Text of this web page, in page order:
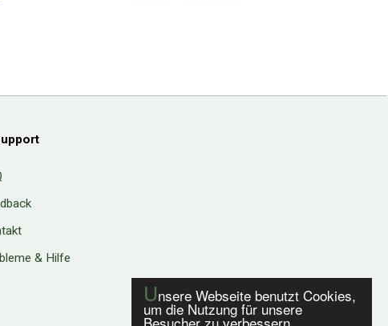
Unsere Webseite benutzt Cookies,
um die Nutzung für unsere
& Hilfe